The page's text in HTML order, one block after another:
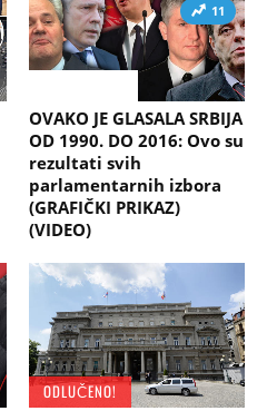
11
OVAKO JE GLASALA SRBIJA
OD 1990. DO 2016: Ovo su
rezultati svih
parlamentarnih izbora
(GRAFIČKI PRIKAZ)
(VIDEO)
ODLUČENO!